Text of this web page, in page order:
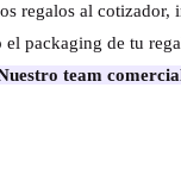
regalos al
el packaging de tu
team